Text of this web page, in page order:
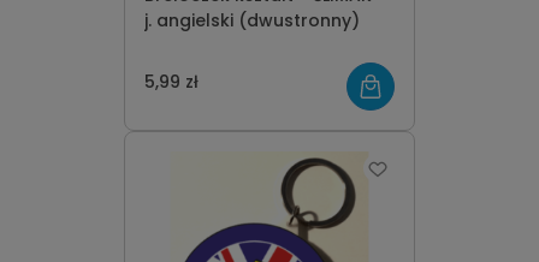
j. angielski (dwustronny)
5,99 zł